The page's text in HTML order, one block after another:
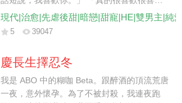
歡。」 「老板，永別了。」 千鈞一發之際，
機長憑借多年的經驗力挽狂瀾。 飛機安全落地
現代|治愈|先虐後甜|暗戀|甜寵|HE|雙男主|純
5 39047
慶長生擇忍冬
我是 ABO 中的糊咖 Beta。跟醉酒的頂流荒唐
一夜，意外懷孕。為了不被封殺，我連夜跑